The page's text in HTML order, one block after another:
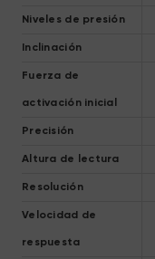
Niveles de presión
Inclinación
Fuerza de
activación inicial
Precisión
Altura de lectura
Resolución
Velocidad de
respuesta